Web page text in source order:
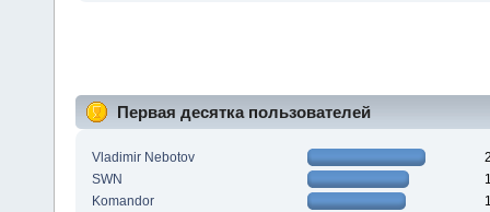
Первая десятка пользователей
Vladimir Nebotov
SWN
Komandor